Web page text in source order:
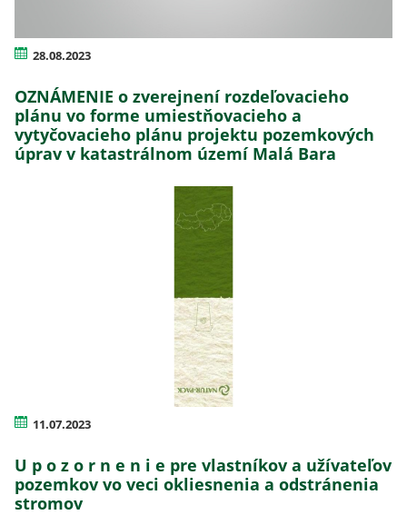
28.08.2023
OZNÁMENIE o zverejnení rozdeľovacieho
plánu vo forme umiestňovacieho a
vytyčovacieho plánu projektu pozemkových
úprav v katastrálnom území Malá Bara
11.07.2023
U p o z o r n e n i e pre vlastníkov a užívateľov
pozemkov vo veci okliesnenia a odstránenia
stromov